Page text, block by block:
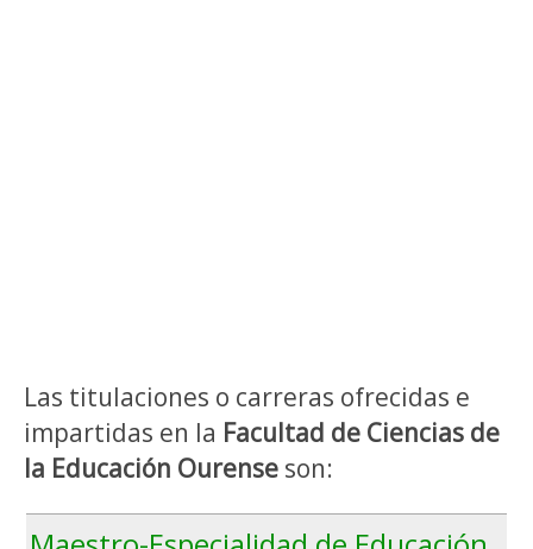
Las titulaciones o carreras ofrecidas e
impartidas en la Facultad de Ciencias de
la Educación Ourense son: